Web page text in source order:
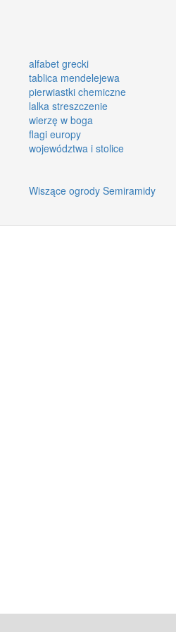
alfabet grecki
tablica mendelejewa
pierwiastki chemiczne
lalka streszczenie
wierzę w boga
flagi europy
województwa i stolice
Wiszące ogrody Semiramidy